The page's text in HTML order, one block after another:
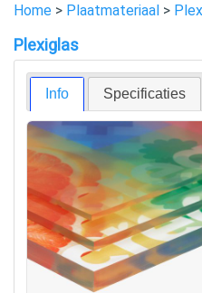
Home > Plaatmateriaal >
Plexiglas
Info Specificaties